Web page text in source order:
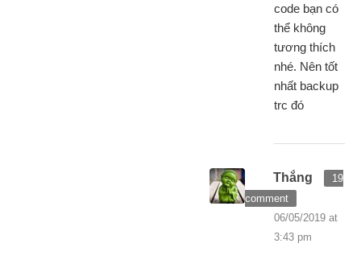
code bạn có
thể không
tương thích
nhé. Nên tốt
nhất backup
trc đó
Thắng
19
comment
06/05/2019 at
3:43 pm